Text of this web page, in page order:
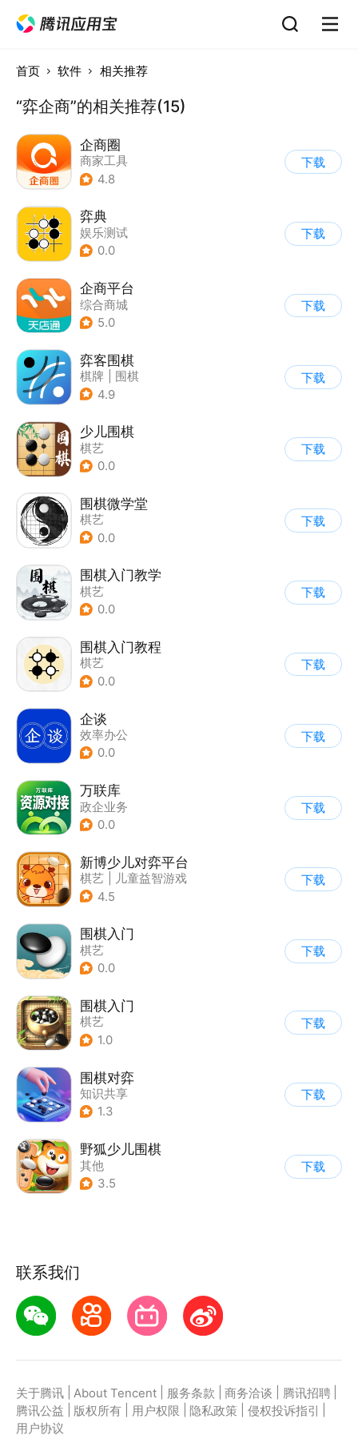
首页 软件 相关推荐
“弈企商”的相关推荐(15)
企商圈
商家工具
4.8
下载
弈典
娱乐测试
0.0
下载
企商平台
综合商城
5.0
下载
弈客围棋
棋牌
围棋
4.9
下载
少儿围棋
棋艺
0.0
下载
围棋微学堂
棋艺
0.0
下载
围棋入门教学
棋艺
0.0
下载
围棋入门教程
棋艺
0.0
下载
企谈
效率办公
0.0
下载
万联库
政企业务
0.0
下载
新博少儿对弈平台
棋艺
儿童益智游戏
4.5
下载
围棋入门
棋艺
0.0
下载
围棋入门
棋艺
1.0
下载
围棋对弈
知识共享
1.3
下载
野狐少儿围棋
其他
3.5
下载
联系我们
关于腾讯 About Tencent 服务条款 商务洽谈 腾讯招聘
腾讯公益
版权所有 用户权限 隐私政策 侵权投诉指引
用户协议